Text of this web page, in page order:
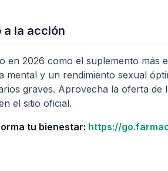
a la acción
en 2026 como el suplemento más
mental y un rendimiento sexual
graves. Aprovecha la oferta de
el sitio oficial.
tu bienestar: https://